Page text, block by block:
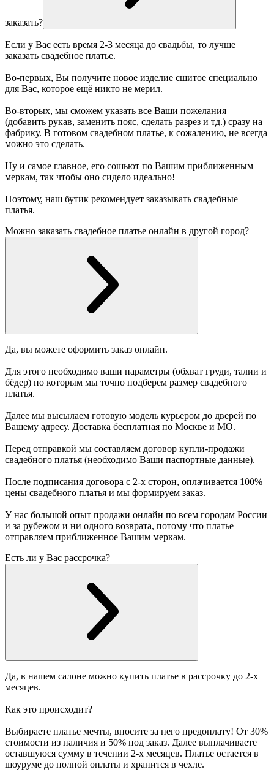
заказать?
Если у Вас есть время 2-3 месяца до свадьбы, то лучше
заказать свадебное платье.
Во-первых, Вы получите новое изделие сшитое специально
для Вас, которое ещё никто не мерил.
Во-вторых, мы сможем указать все Ваши пожелания
(добавить рукав, заменить пояс, сделать разрез и тд.) сразу на
фабрику. В готовом свадебном платье, к сожалению, не всегда
можно это сделать.
Ну и самое главное, его сошьют по Вашим приближенным
меркам, так чтобы оно сидело идеально!
Поэтому, наш бутик рекомендует заказывать свадебные
платья.
Можно заказать свадебное платье онлайн в другой город?
Да, вы можете оформить заказ онлайн.
Для этого необходимо ваши параметры (обхват груди, талии и
бёдер) по которым мы точно подберем размер свадебного
платья.
Далее мы высылаем готовую модель курьером до дверей по
Вашему адресу. Доставка бесплатная по Москве и МО.
Перед отправкой мы составляем договор купли-продажи
свадебного платья (необходимо Ваши паспортные данные).
После подписания договора с 2-х сторон, оплачивается 100%
цены свадебного платья и мы формируем заказ.
У нас большой опыт продажи онлайн по всем городам России
и за рубежом и ни одного возврата, потому что платье
отправляем приближенное Вашим меркам.
Есть ли у Вас рассрочка?
Да, в нашем салоне можно купить платье в рассрочку до 2-х
месяцев.
Как это происходит?
Выбираете платье мечты, вносите за него предоплату! От 30%
стоимости из наличия и 50% под заказ. Далее выплачиваете
оставшуюся сумму в течении 2-х месяцев. Платье остается в
шоуруме до полной оплаты и хранится в чехле.